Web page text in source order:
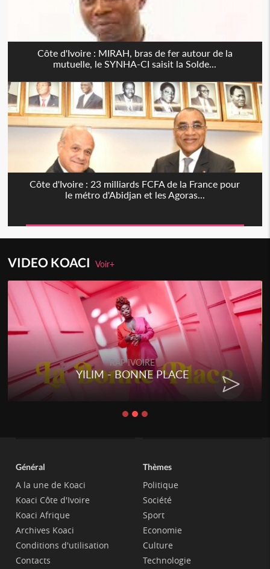
Côte d'Ivoire : MIRAH, bras de fer autour de la
mutuelle, le SYNHA-CI saisit la Solde...
Côte d'Ivoire : 23 milliards FCFA de la France pour
le métro d'Abidjan et les Agoras...
VIDEO KOACIVoir+
RAP IVOIRE
YILIM - BONNE PLACE
Général
A la une de Koaci
Koaci Côte d'Ivoire
Koaci Afrique
Archives Koaci
Conditions d'utilisation
Contacts
Thèmes
Politique
Société
Sport
Economie
Culture
Technologie